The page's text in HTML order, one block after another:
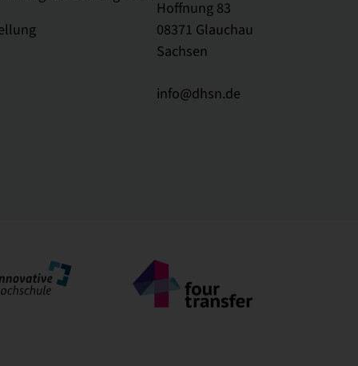
Hoffnung 83
08371 Glauchau
Sachsen
info@dhsn.de